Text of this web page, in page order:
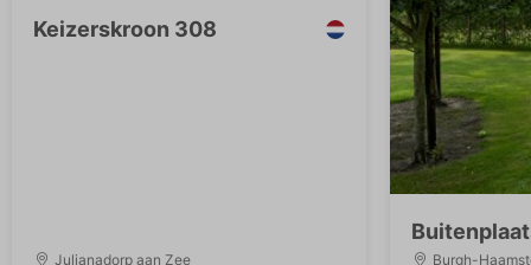
Keizerskroon 308
Julianadorp aan Zee Burgh-